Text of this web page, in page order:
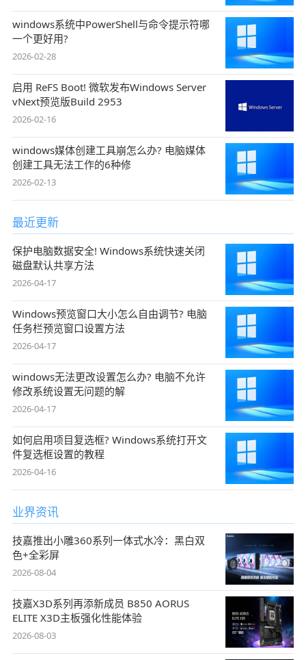
windows系统中PowerShell与命令提示符哪
一个更好用?
2026-02-28
启用 ReFS Boot! 微软发布Windows Server
vNext预览版Build 2953
2026-02-16
windows媒体创建工具崩怎么办? 电脑媒体
创建工具无法工作的6种修
2026-02-13
最近更新
保护电脑数据安全! Windows系统快速关闭
磁盘默认共享方法
2026-04-17
Windows预览窗口大小怎么自由调节? 电脑
任务栏预览窗口设置方法
2026-04-17
windows无法更改设置怎么办? 电脑不允许
修改系统设置无问题的解
2026-04-17
如何启用项目复选框? Windows系统打开文
件复选框设置的教程
2026-04-16
业界资讯
技嘉推出小雕360系列一体式水冷：黑白双
色+全彩屏
2026-08-04
技嘉X3D系列再添新成员 B850 AORUS
ELITE X3D主板强化性能体验
2026-08-03